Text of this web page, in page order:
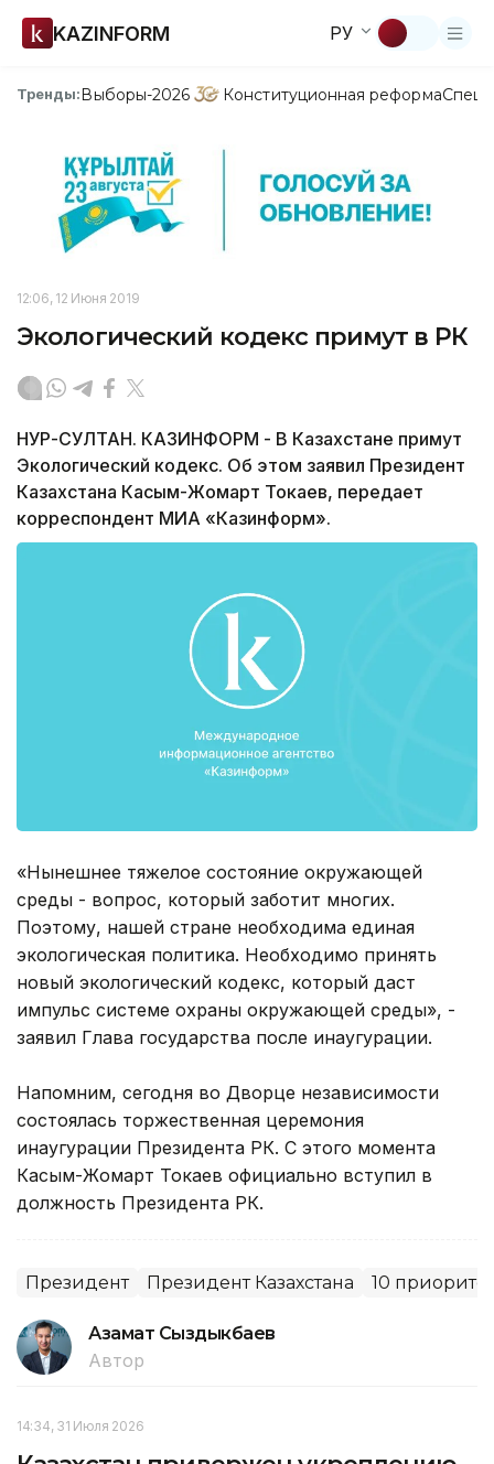
KAZINFORM РУ
Тренды:Выборы-2026 Конституционная реформа
12:06, 12 Июня 2019
Экологический кодекс примут в РК
НУР-СУЛТАН. КАЗИНФОРМ - В Казахстане примут
Экологический кодекс. Об этом заявил Президент
Казахстана Касым-Жомарт Токаев, передает
корреспондент МИА «Казинформ».
«Нынешнее тяжелое состояние окружающей
среды - вопрос, который заботит многих.
Поэтому, нашей стране необходима единая
экологическая политика. Необходимо принять
новый экологический кодекс, который даст
импульс системе охраны окружающей среды», -
заявил Глава государства после инаугурации.
Напомним, сегодня во Дворце независимости
состоялась торжественная церемония
инаугурации Президента РК. С этого момента
Касым-Жомарт Токаев официально вступил в
должность Президента РК.
Президент Президент Казахстана 10
Азамат Сыздыкбаев
Автор
14:34, 31 Июля 2026